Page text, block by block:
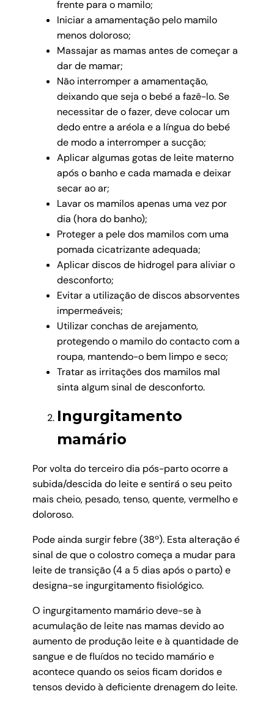
frente para o mamilo;
Iniciar a amamentação pelo mamilo
menos doloroso;
Massajar as mamas antes de começar a
dar de mamar;
Não interromper a amamentação,
deixando que seja o bebé a fazê-lo. Se
necessitar de o fazer, deve colocar um
dedo entre a aréola e a língua do bebé
de modo a interromper a sucção;
Aplicar algumas gotas de leite materno
após o banho e cada mamada e deixar
secar ao ar;
Lavar os mamilos apenas uma vez por
dia (hora do banho);
Proteger a pele dos mamilos com uma
pomada cicatrizante adequada;
Aplicar discos de hidrogel para aliviar o
desconforto;
Evitar a utilização de discos absorventes
impermeáveis;
Utilizar conchas de arejamento,
protegendo o mamilo do contacto com a
roupa, mantendo-o bem limpo e seco;
Tratar as irritações dos mamilos mal
sinta algum sinal de desconforto.
Ingurgitamento
mamário
Por volta do terceiro dia pós-parto ocorre a
subida/descida do leite e sentirá o seu peito
mais cheio, pesado, tenso, quente, vermelho e
doloroso.
Pode ainda surgir febre (38º). Esta alteração é
sinal de que o colostro começa a mudar para
leite de transição (4 a 5 dias após o parto) e
designa-se ingurgitamento fisiológico.
O ingurgitamento mamário deve-se à
acumulação de leite nas mamas devido ao
aumento de produção leite e à quantidade de
sangue e de fluídos no tecido mamário e
acontece quando os seios ficam doridos e
tensos devido à deficiente drenagem do leite.